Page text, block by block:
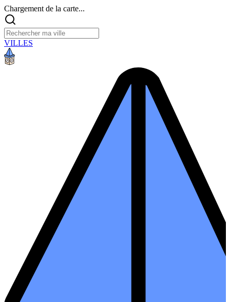
Chargement de la carte...
VILLES